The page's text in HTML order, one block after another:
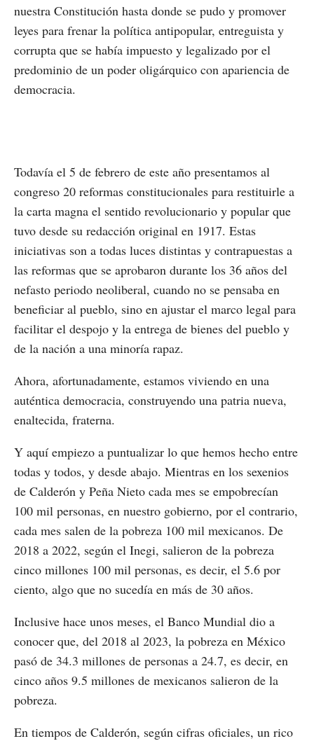
nuestra Constitución hasta donde se pudo y promover
leyes para frenar la política antipopular, entreguista y
corrupta que se había impuesto y legalizado por el
predominio de un poder oligárquico con apariencia de
democracia.
Todavía el 5 de febrero de este año presentamos al
congreso 20 reformas constitucionales para restituirle a
la carta magna el sentido revolucionario y popular que
tuvo desde su redacción original en 1917. Estas
iniciativas son a todas luces distintas y contrapuestas a
las reformas que se aprobaron durante los 36 años del
nefasto periodo neoliberal, cuando no se pensaba en
beneficiar al pueblo, sino en ajustar el marco legal para
facilitar el despojo y la entrega de bienes del pueblo y
de la nación a una minoría rapaz.
Ahora, afortunadamente, estamos viviendo en una
auténtica democracia, construyendo una patria nueva,
enaltecida, fraterna.
Y aquí empiezo a puntualizar lo que hemos hecho entre
todas y todos, y desde abajo. Mientras en los sexenios
de Calderón y Peña Nieto cada mes se empobrecían
100 mil personas, en nuestro gobierno, por el contrario,
cada mes salen de la pobreza 100 mil mexicanos. De
2018 a 2022, según el Inegi, salieron de la pobreza
cinco millones 100 mil personas, es decir, el 5.6 por
ciento, algo que no sucedía en más de 30 años.
Inclusive hace unos meses, el Banco Mundial dio a
conocer que, del 2018 al 2023, la pobreza en México
pasó de 34.3 millones de personas a 24.7, es decir, en
cinco años 9.5 millones de mexicanos salieron de la
pobreza.
En tiempos de Calderón, según cifras oficiales, un rico